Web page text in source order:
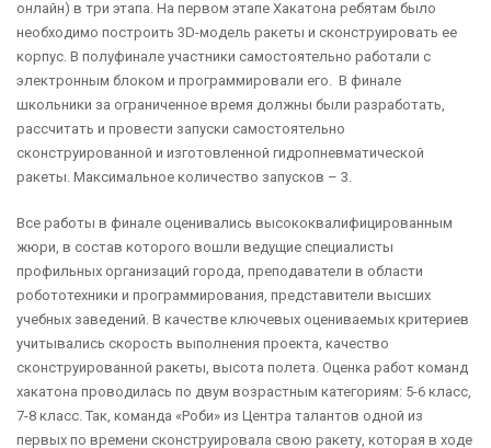
онлайн) в три этапа. На первом этапе Хакатона ребятам было
необходимо построить 3D-модель ракеты и сконструировать ее
корпус. В полуфинале участники самостоятельно работали с
электронным блоком и программировали его. В финале
школьники за ограниченное время должны были разработать,
рассчитать и провести запуски самостоятельно
сконструированной и изготовленной гидропневматической
ракеты. Максимальное количество запусков – 3.
Все работы в финале оценивались высококвалифицированным
жюри, в состав которого вошли ведущие специалисты
профильных организаций города, преподаватели в области
робототехники и программирования, представители высших
учебных заведений. В качестве ключевых оцениваемых критериев
учитывались скорость выполнения проекта, качество
сконструированной ракеты, высота полета. Оценка работ команд
хакатона проводилась по двум возрастным категориям: 5-6 класс,
7-8 класс. Так, команда «Роби» из Центра талантов одной из
первых по времени сконструировала свою ракету, которая в ходе